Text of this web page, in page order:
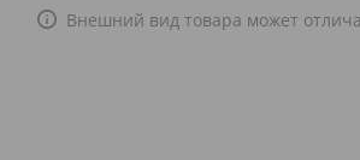
Внешний вид товара может